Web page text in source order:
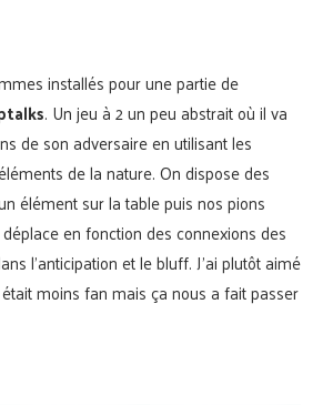
installés pour une partie de
. Un jeu à 2 un peu abstrait où il va
de son adversaire en utilisant les
de la nature. On dispose des
élément sur la table puis nos pions
en fonction des connexions des
l’anticipation et le bluff. J’ai plutôt aimé
moins fan mais ça nous a fait passer